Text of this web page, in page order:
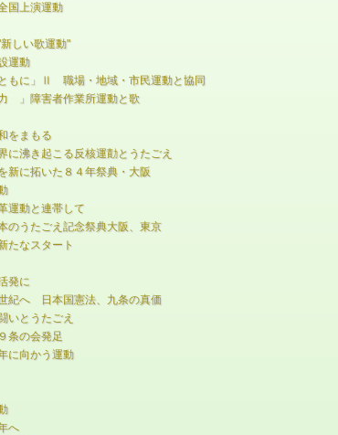
上演運動
しい歌運動"
運動
もに」Ⅱ 職場・地域・市民運動と協同
」障害者作業所運動と歌
をまもる
沸き起こる反核運勣とうたごえ
に拓いた８４年祭典・大阪
運動と連帯して
うたごえ記念祭典大阪、東京
スタート
発に
紀へ 日本国憲法、九条の真価
いとうたごえ
条の会発足
向かう運動
へ